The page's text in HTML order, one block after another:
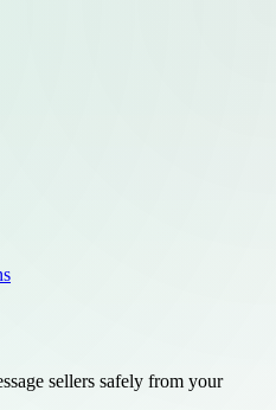
sellers safely from your